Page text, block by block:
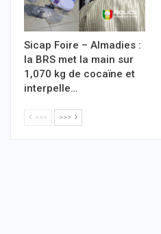
Sicap Foire – Almadies :
la BRS met la main sur
1,070 kg de cocaïne et
interpelle…
<<< >>>